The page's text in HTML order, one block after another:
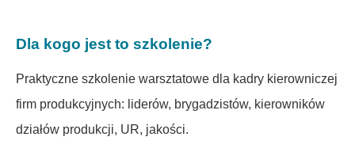
Dla kogo jest to szkolenie?
Praktyczne szkolenie warsztatowe dla kadry kierowniczej
firm produkcyjnych: liderów, brygadzistów, kierowników
działów produkcji, UR, jakości.